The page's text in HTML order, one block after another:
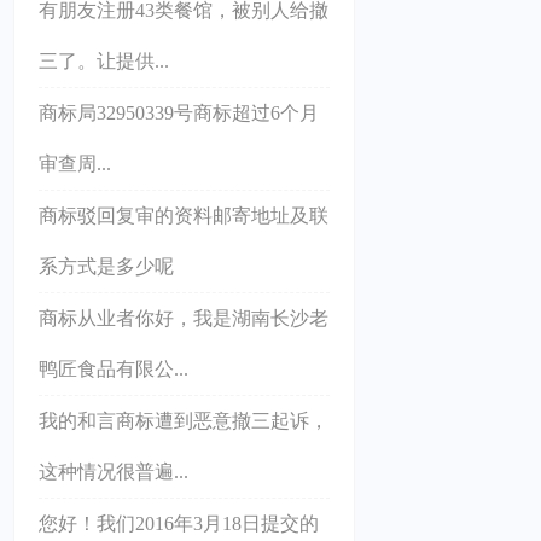
有朋友注册43类餐馆，被别人给撤
三了。让提供...
商标局32950339号商标超过6个月
审查周...
商标驳回复审的资料邮寄地址及联
系方式是多少呢
商标从业者你好，我是湖南长沙老
鸭匠食品有限公...
我的和言商标遭到恶意撤三起诉，
这种情况很普遍...
您好！我们2016年3月18日提交的